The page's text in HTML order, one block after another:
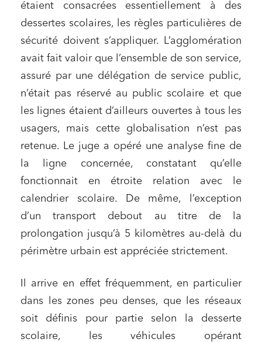
étaient consacrées essentiellement à des
dessertes scolaires, les règles particulières de
sécurité doivent s’appliquer. L’agglomération
avait fait valoir que l’ensemble de son service,
assuré par une délégation de service public,
n’était pas réservé au public scolaire et que
les lignes étaient d’ailleurs ouvertes à tous les
usagers, mais cette globalisation n’est pas
retenue. Le juge a opéré une analyse fine de
la ligne concernée, constatant qu’elle
fonctionnait en étroite relation avec le
calendrier scolaire. De même, l’exception
d’un transport debout au titre de la
prolongation jusqu’à 5 kilomètres au-delà du
périmètre urbain est appréciée strictement.
Il arrive en effet fréquemment, en particulier
dans les zones peu denses, que les réseaux
soit définis pour partie selon la desserte
scolaire, les véhicules opérant